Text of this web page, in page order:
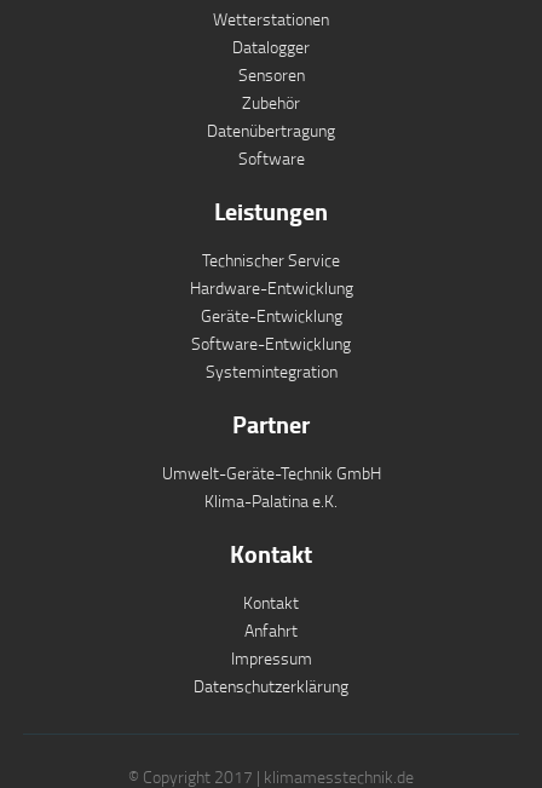
Wetterstationen
Datalogger
Sensoren
Zubehör
Datenübertragung
Software
Leistungen
Technischer Service
Hardware-Entwicklung
Geräte-Entwicklung
Software-Entwicklung
Systemintegration
Partner
Umwelt-Geräte-Technik GmbH
Klima-Palatina e.K.
Kontakt
Kontakt
Anfahrt
Impressum
Datenschutzerklärung
© Copyright 2017 | klimamesstechnik.de